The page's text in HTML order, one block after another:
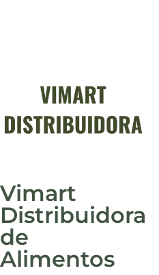
Vimart
Distribuidora
de
Alimentos